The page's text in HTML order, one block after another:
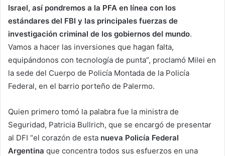
Israel, así pondremos a la PFA en línea con los
estándares del FBI y las principales fuerzas de
investigación criminal de los gobiernos del mundo.
Vamos a hacer las inversiones que hagan falta,
equipándonos con tecnología de punta”, proclamó Milei en
la sede del Cuerpo de Policía Montada de la Policía
Federal, en el barrio porteño de Palermo.
Quien primero tomó la palabra fue la ministra de
Seguridad, Patricia Bullrich, que se encargó de presentar
al DFI “el corazón de esta nueva Policía Federal
Argentina que concentra todos sus esfuerzos en una